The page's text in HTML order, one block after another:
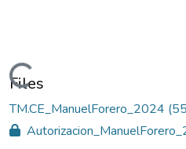
Files
TM.CE_ManuelForero_2024